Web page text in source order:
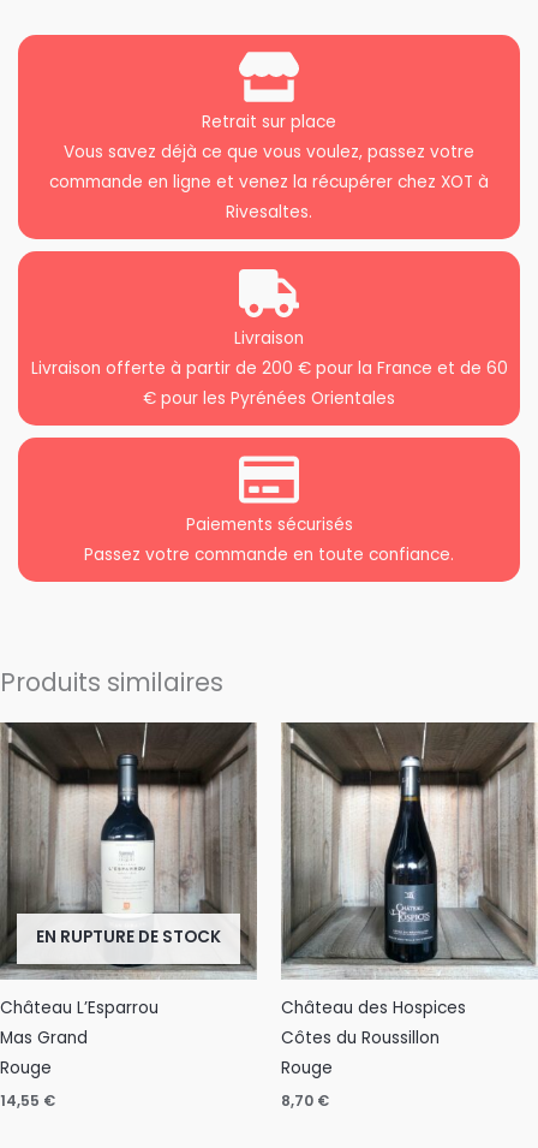
Retrait sur place
Vous savez déjà ce que vous voulez, passez votre
commande en ligne et venez la récupérer chez XOT à
Rivesaltes.
Livraison
Livraison offerte à partir de 200 € pour la France et de 60
€ pour les Pyrénées Orientales
Paiements sécurisés
Passez votre commande en toute confiance.
Produits similaires
EN RUPTURE DE STOCK
Château L’Esparrou
Mas Grand
Rouge
14,55 €
Château des Hospices
Côtes du Roussillon
Rouge
8,70 €